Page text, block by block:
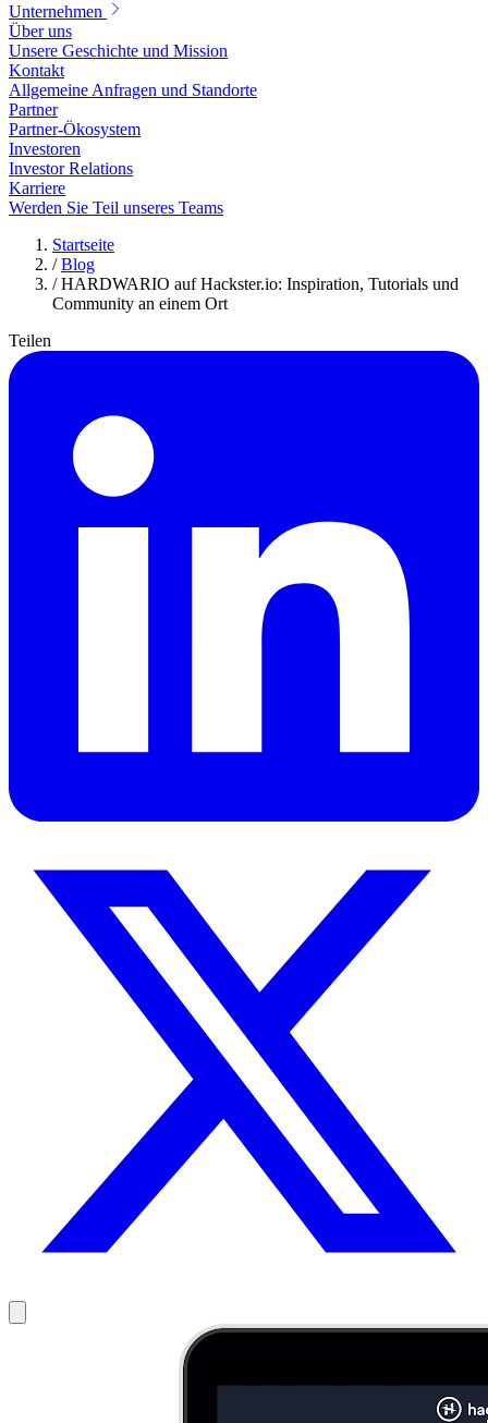
Unternehmen
Über uns
Unsere Geschichte und Mission
Kontakt
Allgemeine Anfragen und Standorte
Partner
Partner-Ökosystem
Investoren
Investor Relations
Karriere
Werden Sie Teil unseres Teams
Startseite
/ Blog
/ HARDWARIO auf Hackster.io: Inspiration, Tutorials und
Community an einem Ort
Teilen